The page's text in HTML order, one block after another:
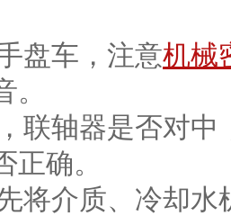
盘车，注意机械
联轴器是否对
正确。
将介质、冷却